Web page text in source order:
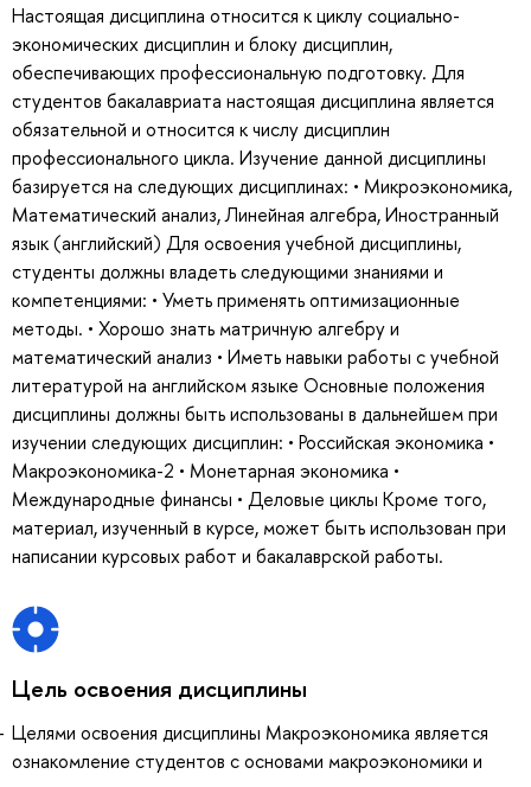
Настоящая дисциплина относится к циклу социально-
экономических дисциплин и блоку дисциплин,
обеспечивающих профессиональную подготовку. Для
студентов бакалавриата настоящая дисциплина является
обязательной и относится к числу дисциплин
профессионального цикла. Изучение данной дисциплины
базируется на следующих дисциплинах: • Микроэкономика,
Математический анализ, Линейная алгебра, Иностранный
язык (английский) Для освоения учебной дисциплины,
студенты должны владеть следующими знаниями и
компетенциями: • Уметь применять оптимизационные
методы. • Хорошо знать матричную алгебру и
математический анализ • Иметь навыки работы с учебной
литературой на английском языке Основные положения
дисциплины должны быть использованы в дальнейшем при
изучении следующих дисциплин: • Российская экономика •
Макроэкономика-2 • Монетарная экономика •
Международные финансы • Деловые циклы Кроме того,
материал, изученный в курсе, может быть использован при
написании курсовых работ и бакалаврской работы.
Цель освоения дисциплины
Целями освоения дисциплины Макроэкономика является
ознакомление студентов с основами макроэкономики и